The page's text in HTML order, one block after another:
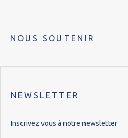
NOUS SOUTENIR
NEWSLETTER
Inscrivez vous à notre newsletter